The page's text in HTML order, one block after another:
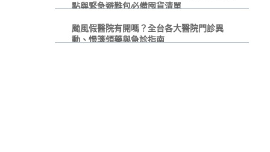
點與緊急避難包必備囤貨清單
颱風假醫院有開嗎？全台各大醫院門診異
動、慢箋領藥與急診指南